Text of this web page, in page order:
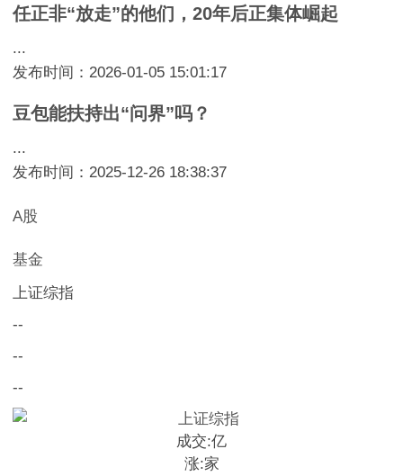
任正非“放走”的他们，20年后正集体崛起
...
发布时间：2026-01-05 15:01:17
豆包能扶持出“问界”吗？
...
发布时间：2025-12-26 18:38:37
A股
基金
上证综指
--
--
--
成交:亿
涨:家